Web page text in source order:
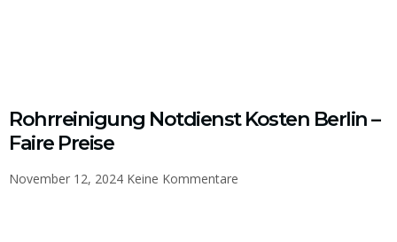
Rohrreinigung Notdienst Kosten Berlin –
Faire Preise
November 12, 2024 Keine Kommentare